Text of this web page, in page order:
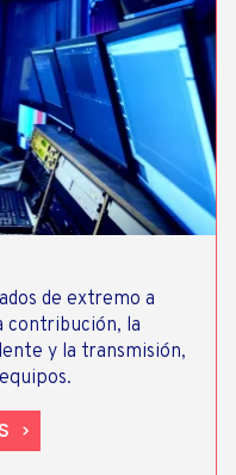
de extremo a
contribución, la
y la transmisión,